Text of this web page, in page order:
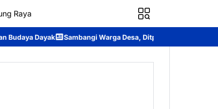
Raya
Warga Desa, Ditpolairud Polda Kalteng Sampaikan